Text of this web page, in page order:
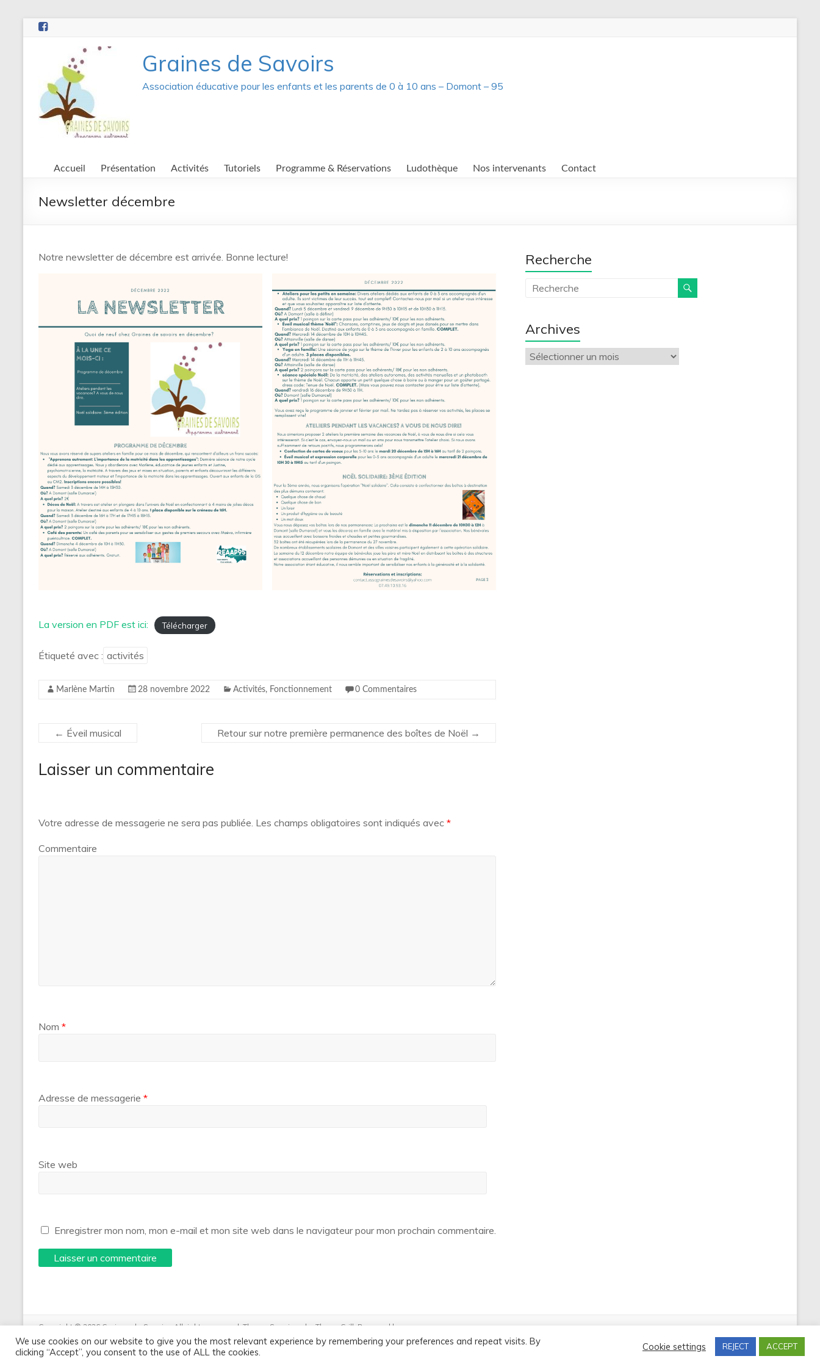
Aller
Graines de Savoirs
Association éducative pour les enfants et les parents de 0 à 10 ans – Domont – 95
Accueil Présentation Activités Tutoriels Programme & Réservations Ludothèque Nos intervenants Contact
Newsletter décembre
Notre newsletter de décembre est arrivée. Bonne lecture!
La version en PDF est ici: Télécharger
Étiqueté avec : activités
Marlène Martin 28 novembre 2022 Activités, Fonctionnement 0 Commentaires
← Éveil musical Retour sur notre première permanence des boîtes de Noël →
Laisser un commentaire
Votre adresse de messagerie ne sera pas publiée. Les champs obligatoires sont indiqués avec *
Commentaire
Nom *
Adresse de messagerie *
Site web
Enregistrer mon nom, mon e-mail et mon site web dans le navigateur pour mon prochain commentaire.
Recherche
Archives
Archives
Copyright © 2026 Graines de Savoirs . All rights reserved. Theme Spacious
by ThemeGrill. Powered by:
WordPress
We use cookies on our website to give you the most relevant experience by remembering your preferences and repeat visits. By
clicking “Accept”, you consent to the use of ALL the cookies.
Cookie settings REJECT ACCEPT